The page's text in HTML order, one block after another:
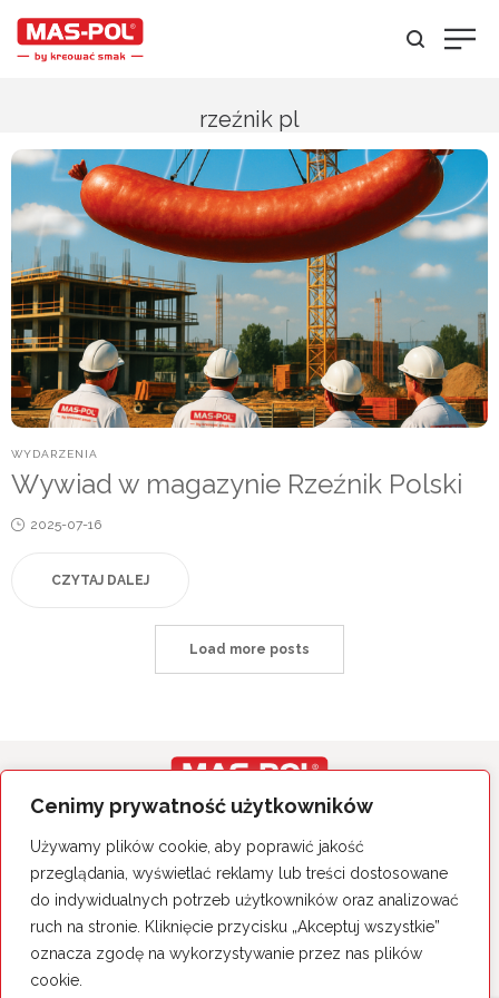
Cenimy prywatność użytkowników
Używamy plików cookie, aby poprawić jakość
przeglądania, wyświetlać reklamy lub treści dostosowane
do indywidualnych potrzeb użytkowników oraz analizować
ruch na stronie. Kliknięcie przycisku „Akceptuj wszystkie”
oznacza zgodę na wykorzystywanie przez nas plików
cookie.
rzeźnik pl
POSTED
WYDARZENIA
Wywiad w magazynie Rzeźnik Polski
Posted
2025-07-16
CZYTAJ DALEJ
Load more posts
MAS-POL Sp. z o.o. Sp. k.
26-060 Chęciny, ul. Sitkówka 50
tel. 41 344 25 14